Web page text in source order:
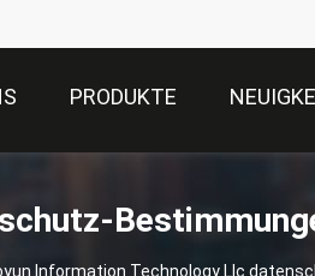
PRODUKTE
Information Technology Llc